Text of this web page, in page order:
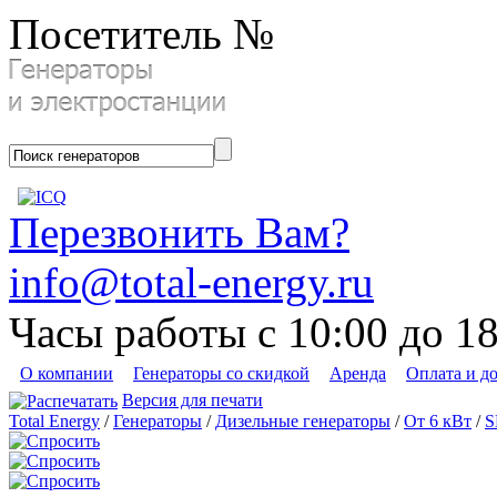
Посетитель №
Перезвонить Вам?
info@total-energy.ru
Часы работы с 10:00 до
О компании Генераторы со скидкой Аренда
Оплата и
Версия для печати
Total Energy /Генераторы / Дизельные генераторы /От 6 кВт /